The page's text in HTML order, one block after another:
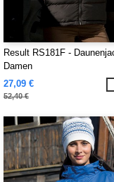
Result RS181F -
Damen
27,09 €
52,40 €